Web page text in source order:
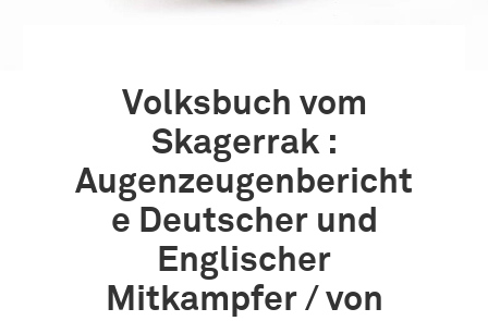
Volksbuch vom
Skagerrak :
Augenzeugenbericht
e Deutscher und
Englischer
Mitkampfer / von